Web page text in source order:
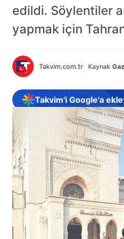
edildi. Söylentiler
yapmak için
Takvim.com.tr Kaynak
Takvim'i Google'a